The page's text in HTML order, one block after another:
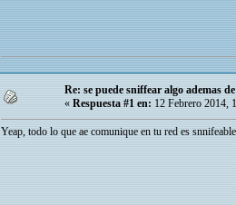
Re: se puede sniffear algo ademas
« Respuesta #1 en: 12 Febrero 2014,
Yeap, todo lo que ae comunique en tu red es